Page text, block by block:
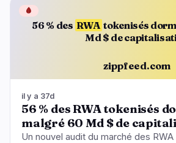
56 % des RWA tokenisés
Md $ de
zippfeed.com
🩸
il y a 37d
56 % des RWA tokenisés
malgré 60 Md $ de
Un nouvel audit du marché des